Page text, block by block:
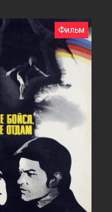
Фильм